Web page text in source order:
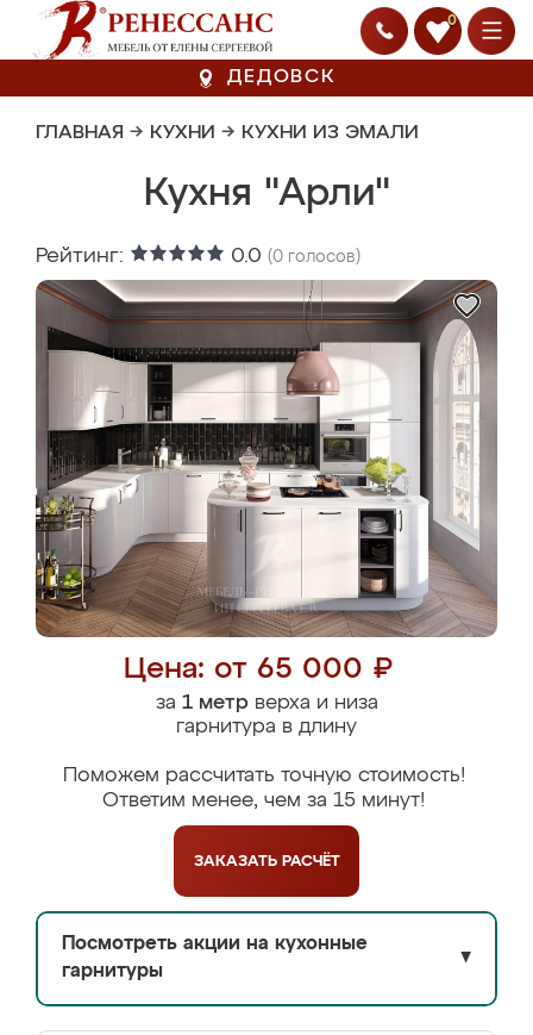
0
ДЕДОВСК
ГЛАВНАЯ → КУХНИ → КУХНИ ИЗ ЭМАЛИ
Кухня "Арли"
Рейтинг: 0.0 (0 голосов)
Цена: от 65 000 ₽
за 1 метрверха и низа
гарнитура в длину
Поможем рассчитать точную стоимость!
Ответим менее, чем за 15 минут!
ЗАКАЗАТЬ РАСЧЁТ
Посмотреть акции на кухонные
гарнитуры
▼